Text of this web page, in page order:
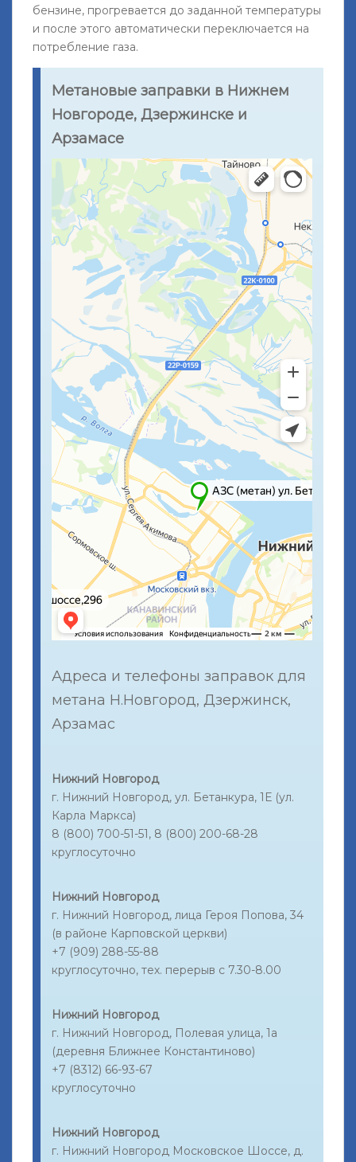
бензине, прогревается до заданной температуры
и после этого автоматически переключается на
потребление газа.
Метановые заправки в Нижнем
Новгороде, Дзержинске и
Арзамасе
Адреса и телефоны заправок для
метана Н.Новгород, Дзержинск,
Арзамас
Нижний Новгород
г. Нижний Новгород, ул. Бетанкура, 1Е (ул.
Карла Маркса)
8 (800) 700-51-51, 8 (800) 200-68-28
круглосуточно
Нижний Новгород
г. Нижний Новгород, лица Героя Попова, 34
(в районе Карповской церкви)
+7 (909) 288-55-88
круглосуточно, тех. перерыв с 7.30-8.00
Нижний Новгород
г. Нижний Новгород, Полевая улица, 1а
(деревня Ближнее Константиново)
+7 (8312) 66-93-67
круглосуточно
Нижний Новгород
г. Нижний Новгород Московское Шоссе, д.